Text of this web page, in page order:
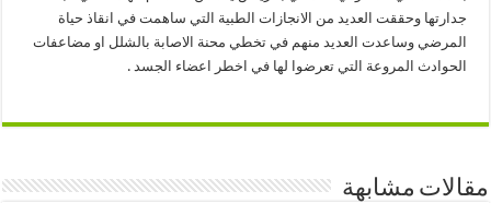
جدارتها وحققت العديد من الانجازات الطبية التي ساهمت في انقاذ حياة
المرضي وساعدت العديد منهم في تخطي محنة الاصابة بالشلل او مضاعفات
الحوادث المروعة التي تعرضوا لها في اخطر اعضاء الجسد .
مقالات مشابهة